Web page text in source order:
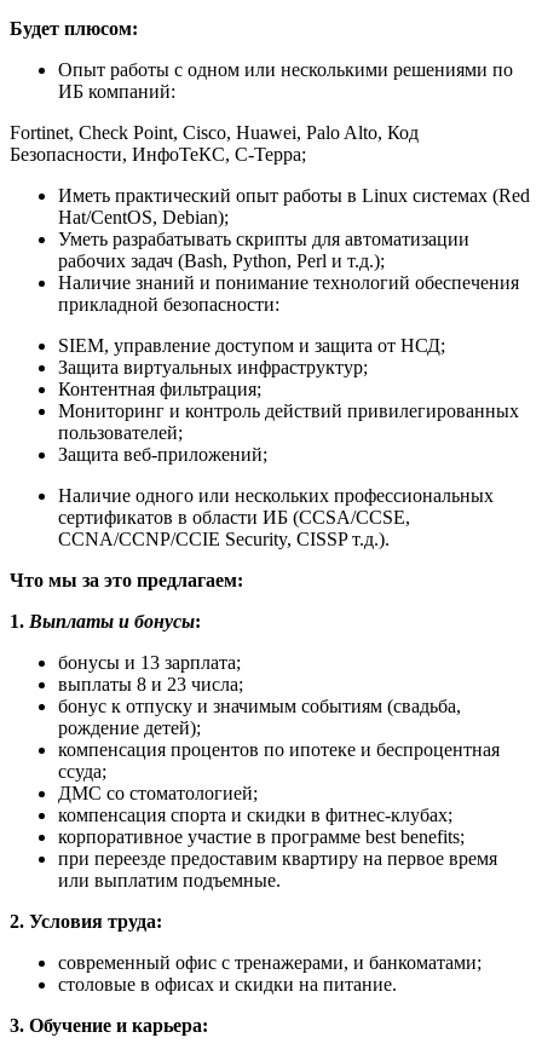
Будет плюсом:
Опыт работы с одном или несколькими решениями по
ИБ компаний:
Fortinet, Check Point, Cisco, Huawei, Palo Alto, Код
Безопасности, ИнфоТеКС, С-Терра;
Иметь практический опыт работы в Linux системах (Red
Hat/CentOS, Debian);
Уметь разрабатывать скрипты для автоматизации
рабочих задач (Bash, Python, Perl и т.д.);
Наличие знаний и понимание технологий обеспечения
прикладной безопасности:
SIEM, управление доступом и защита от НСД;
Защита виртуальных инфраструктур;
Контентная фильтрация;
Мониторинг и контроль действий привилегированных
пользователей;
Защита веб-приложений;
Наличие одного или нескольких профессиональных
сертификатов в области ИБ (CCSA/CCSE,
CCNA/CCNP/CCIE Security, CISSP т.д.).
Что мы за это предлагаем:
1. Выплаты и бонусы:
бонусы и 13 зарплата;
выплаты 8 и 23 числа;
бонус к отпуску и значимым событиям (свадьба,
рождение детей);
компенсация процентов по ипотеке и беспроцентная
ссуда;
ДМС со стоматологией;
компенсация спорта и скидки в фитнес-клубах;
корпоративное участие в программе best benefits;
при переезде предоставим квартиру на первое время
или выплатим подъемные.
2. Условия труда:
современный офис с тренажерами, и банкоматами;
столовые в офисах и скидки на питание.
3. Обучение и карьера: